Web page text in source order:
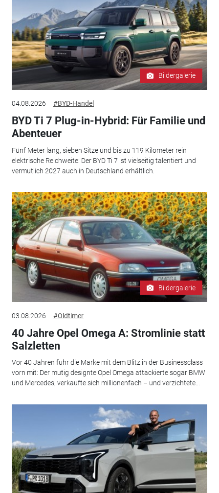
Bildergalerie
04.08.2026 #BYD-Handel
BYD Ti 7 Plug-in-Hybrid: Für Familie und
Abenteuer
Fünf Meter lang, sieben Sitze und bis zu 119 Kilometer rein
elektrische Reichweite: Der BYD Ti 7 ist vielseitig talentiert und
vermutlich 2027 auch in Deutschland erhältlich.
Bildergalerie
03.08.2026 #Oldtimer
40 Jahre Opel Omega A: Stromlinie statt
Salzletten
Vor 40 Jahren fuhr die Marke mit dem Blitz in der Businessclass
vorn mit: Der mutig designte Opel Omega attackierte sogar BMW
und Mercedes, verkaufte sich millionenfach – und verzichtete...